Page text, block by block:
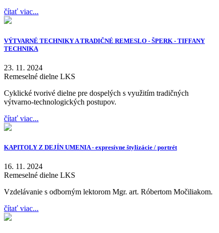
čítať viac...
VÝTVARNÉ TECHNIKY A TRADIČNÉ REMESLO - ŠPERK - TIFFANY
TECHNIKA
23. 11. 2024
Remeselné dielne LKS
Cyklické tvorivé dielne pre dospelých s využitím tradičných
výtvarno-technologických postupov.
čítať viac...
KAPITOLY Z DEJÍN UMENIA - expresívne štylizácie / portrét
16. 11. 2024
Remeselné dielne LKS
Vzdelávanie s odborným lektorom Mgr. art. Róbertom Močiliakom.
čítať viac...